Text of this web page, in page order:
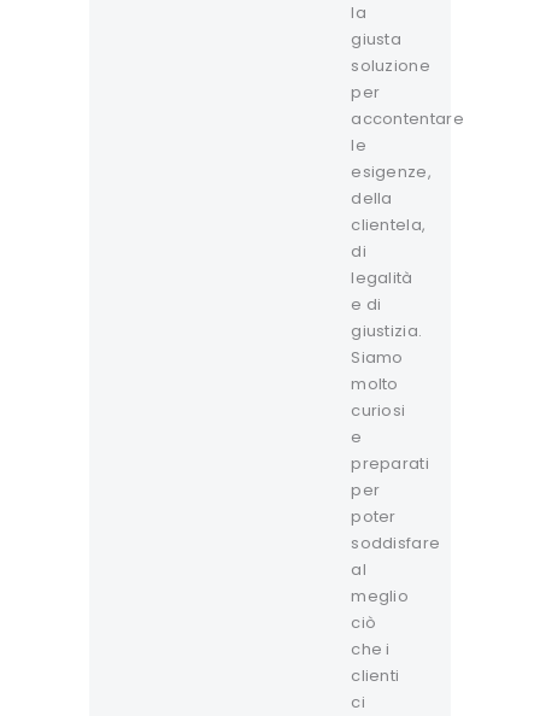
la
giusta
soluzione
per
accontentare
le
esigenze,
della
clientela,
di
legalità
e di
giustizia.
Siamo
molto
curiosi
e
preparati
per
poter
soddisfare
al
meglio
ciò
che i
clienti
ci